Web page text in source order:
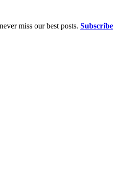
miss our best posts. Subscribe